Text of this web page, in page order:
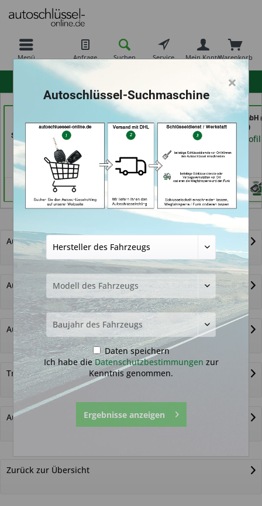
Menü Anfrage Suchen Service Warenkorb
Mein Konto
Schlüsseldienst Bernd
Schutte im Kaufpark (in
Göttingen)
Händlerprofil
AutoSchlüssel BerliN (in
Berlin)
Händlerprofil
TAYFUN 2.0 GmbH
Nürnberg)
Händlerprofil
Autoschlüssel mit Funk
Autoschlüssel ohne Funk
Autoschlüsselgehäuse und Zubehör
Transponder
Autoschlüssel nicht gefunden?
Zurück zur Übersicht
×
Autoschlüssel-Suchmaschine
Daten speichern
Ich habe dieDatenschutzbestimmungen zur
Kenntnis genommen.
Ergebnisse anzeigen